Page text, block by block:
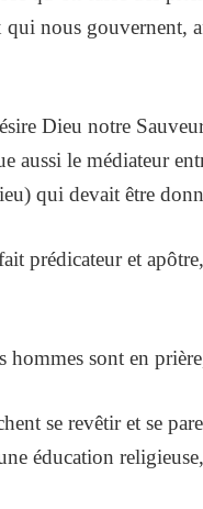
qui nous gouvernent,
Dieu notre
aussi le médiateur
qui devait être
fait prédicateur et
sont en
se revêtir et se
éducation